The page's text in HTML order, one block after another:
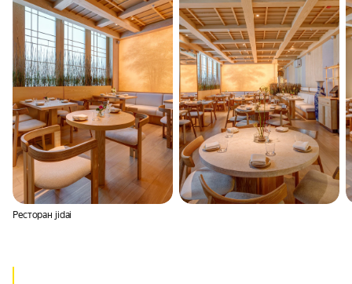
Ресторан jidai